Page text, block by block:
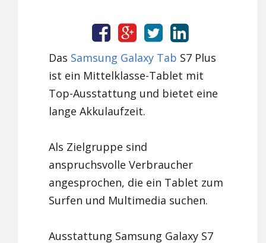
Das Samsung Galaxy Tab S7 Plus
ist ein Mittelklasse-Tablet mit
Top-Ausstattung und bietet eine
lange Akkulaufzeit.
Als Zielgruppe sind
anspruchsvolle Verbraucher
angesprochen, die ein Tablet zum
Surfen und Multimedia suchen.
Ausstattung Samsung Galaxy S7